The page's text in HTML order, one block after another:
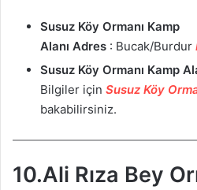
Susuz Köy Ormanı Kamp
Alanı Adres : Bucak/Burdur
Susuz Köy Ormanı Kamp
Bilgiler için Susuz Köy
bakabilirsiniz.
10.Ali Rıza Bey